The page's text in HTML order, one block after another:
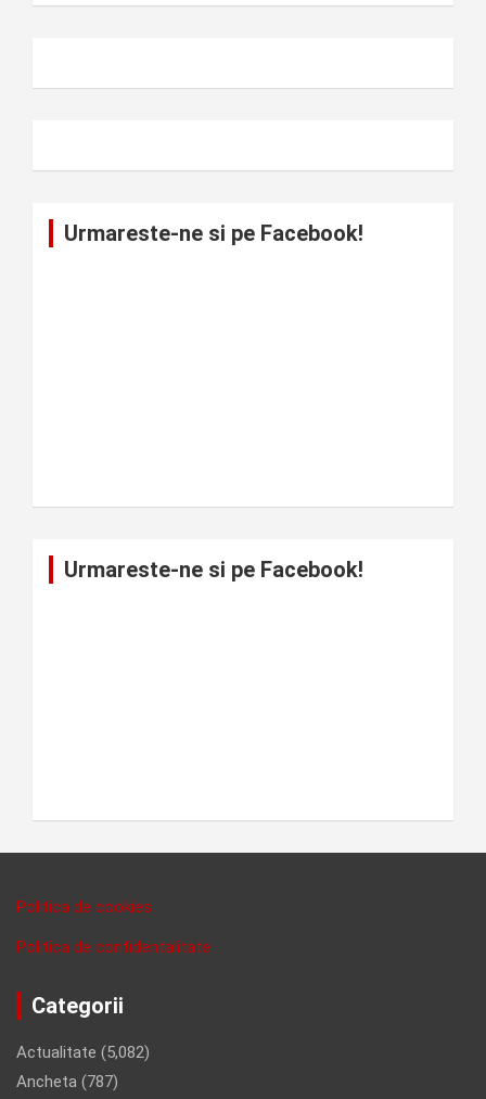
Urmareste-ne si pe Facebook!
Urmareste-ne si pe Facebook!
Politica de cookies
Politica de confidentalitate
Categorii
Actualitate (5,082)
Ancheta (787)